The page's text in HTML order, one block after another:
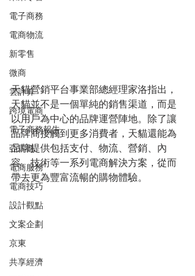
電子商務
電商物流
新零售
微商
雲計算
跨境電商
電子商務報告
亞馬遜
電商服務
電商技巧
設計觀點
文案企劃
京東
共享經濟
天貓營銷平台事業部總經理家洛指出，
天貓並不是一個單純的銷售渠道，而是
以用戶為中心的品牌運營陣地。除了讓
品牌商接觸到更多消費者，天貓還能為
品牌提供包括支付、物流、營銷、內
容、技術等一系列電商解決方案，從而
帶去更為豐富流暢的購物體驗。